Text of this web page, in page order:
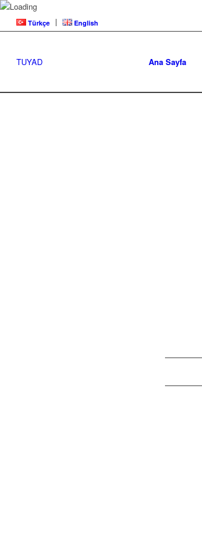
Türkçe English
TUYAD Ana Sayfa